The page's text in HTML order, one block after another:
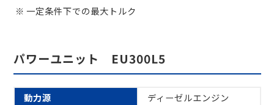
一定条件下での最大トルク
パワーユニット EU300L5
動力源
ディーゼルエンジン